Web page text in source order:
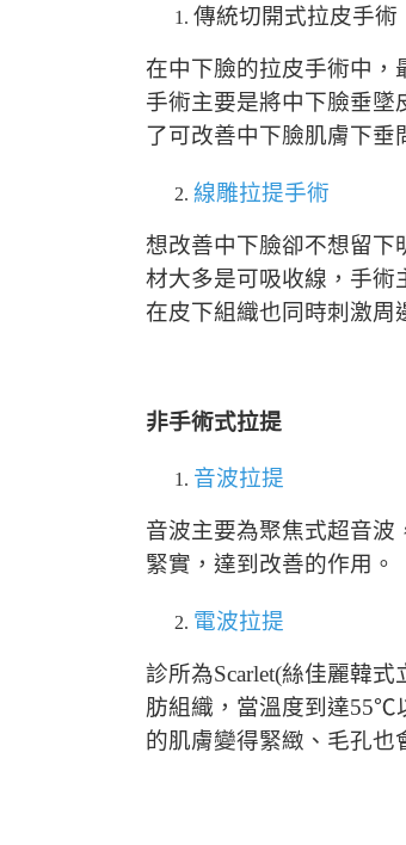
傳統切開式拉皮手術
在中下臉的拉皮手術中，
手術主要是將中下臉垂
了可改善中下臉肌膚下垂
線雕拉提手術
想改善中下臉卻不想留下
材大多是可吸收線，手術
在皮下組織也同時刺激周
非手術式拉提
音波拉提
音波主要為聚焦式超音
緊實，達到改善的作用。
電波拉提
診所為Scarlet(絲佳麗韓
肪組織，當溫度到達55℃
的肌膚變得緊緻、毛孔也